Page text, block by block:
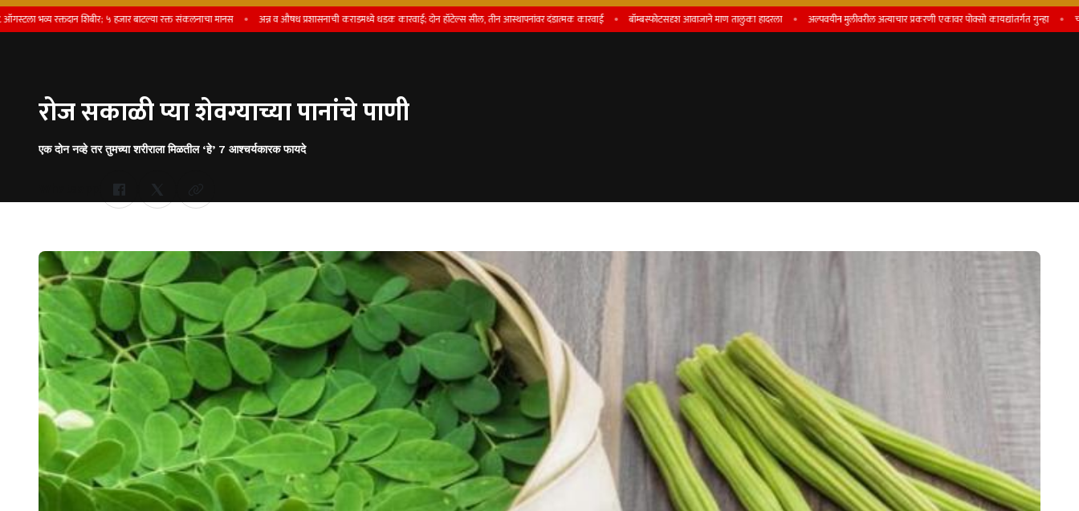
रक्तदान शिबीर; ५ हजार बाटल्या रक्त संकलनाचा मानस अन्न व औषध प्रशासनाची कराडमध्ये धडक कारवाई; दोन हॉटेल्स सील, तीन आस्थापनांवर दंडात्मक कारवाई बॉम्बस्फोटसदृश आवाजाने माण तालुका हादरला अल्पवयीन मुलीवरील अत्याचार प्रकरणी एकावर पोक्सो कायद्यांतर्गत गुन्हा
रोज सकाळी प्या शेवग्याच्या पानांचे पाणी
एक दोन नव्हे तर तुमच्या शरीराला मिळतील ‘हे’ 7 आश्चर्यकारक फायदे